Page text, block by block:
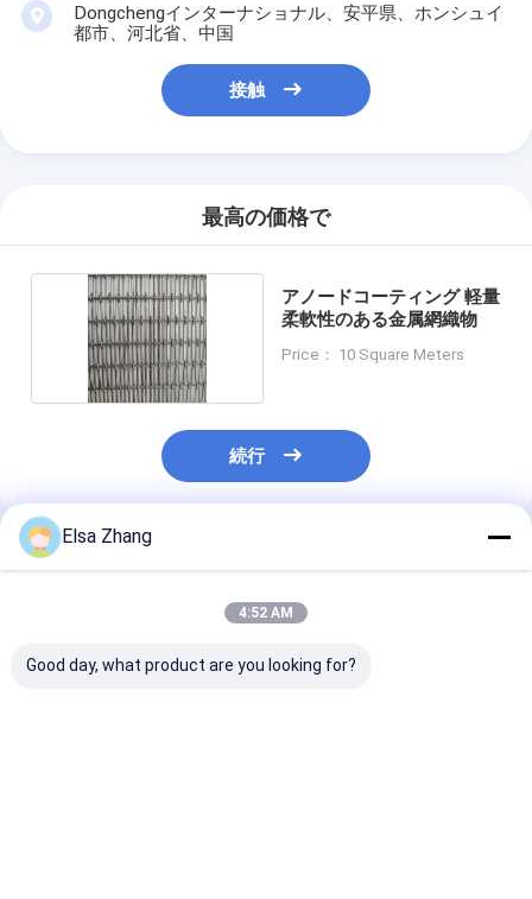
Dongchengインターナショナル、安平県、ホンシュイ
都市、河北省、中国
接触
最高の価格で
アノードコーティング 軽量
柔軟性のある金属網織物
Price： 10 Square Meters
続行
推薦されたプロダクト
Elsa Zhang
4:52 AM
Good day, what product are you looking for?